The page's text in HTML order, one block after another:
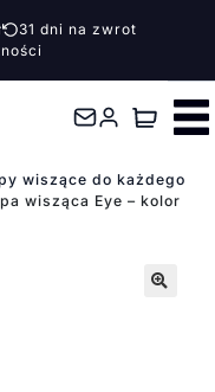
31 dni na zwrot
wiszące do każdego
wisząca Eye – kolor